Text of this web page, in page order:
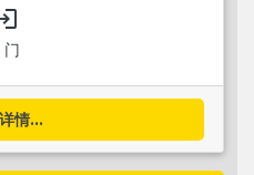
门
情...